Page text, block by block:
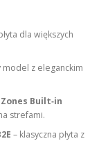
dla większych
model z eleganckim
Zones Built‑in
strefami.
– klasyczna płyta z